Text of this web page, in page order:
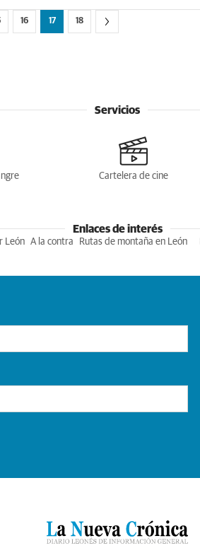
16 17 18
Servicios
Cartelera de cine
Enlaces de interés
León A la contra Rutas de montaña en León